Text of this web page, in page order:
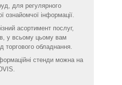
для регулярного
ознайомчої інформації.
асортимент послуг,
у всьому цьому вам
торгового обладнання.
стенди можна на